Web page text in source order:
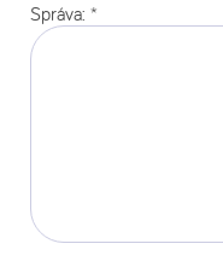
Správa: *